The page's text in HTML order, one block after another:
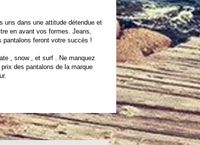
uns dans une attitude détendue et
en avant vos formes. Jeans,
feront votre succès !
snow, et surf . Ne manquez
des pantalons de la marque